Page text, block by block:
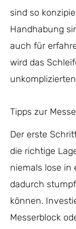
sind so
Handhabung
auch für
wird das
Tipps zur
Der erste
die richtige
niemals lose in
dadurch
können.
Messerblock